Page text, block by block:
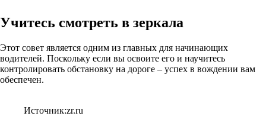
Учитесь смотреть в зеркала
Этот совет является одним из главных для начинающих
водителей. Поскольку если вы освоите его и научитесь
контролировать обстановку на дороге – успех в вождении вам
обеспечен.
Источник:zr.ru